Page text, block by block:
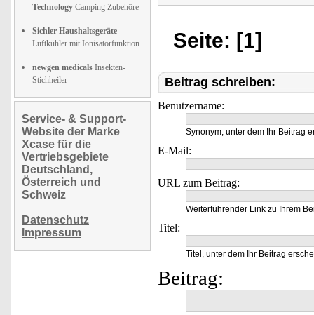
Technology Camping Zubehöre
Sichler Haushaltsgeräte
Luftkühler mit Ionisatorfunktion
newgen medicals Insekten-
Stichheiler
Service- & Support-
Website der Marke
Xcase für die
Vertriebsgebiete
Deutschland,
Österreich und
Schweiz
Datenschutz
Impressum
Seite: [1]
Beitrag schreiben:
Benutzername:
Synonym, unter dem Ihr Beitrag
E-Mail:
URL zum Beitrag:
Weiterführender Link zu Ihrem
Titel:
Titel, unter dem Ihr Beitrag
Beitrag: